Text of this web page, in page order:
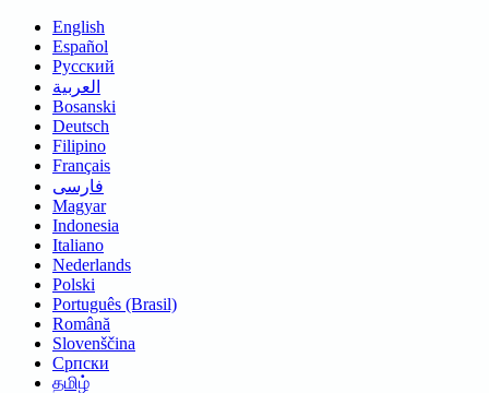
English
Español
Русский
العربية
Bosanski
Deutsch
Filipino
Français
فارسی
Magyar
Indonesia
Italiano
Nederlands
Polski
Português (Brasil)
Română
Slovenščina
Српски
தமிழ்